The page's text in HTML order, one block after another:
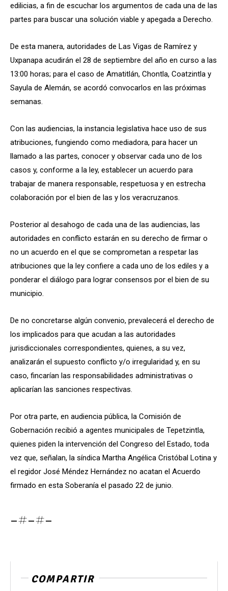
edilicias, a fin de escuchar los argumentos de cada una de las
partes para buscar una solución viable y apegada a Derecho.
De esta manera, autoridades de Las Vigas de Ramírez y
Uxpanapa acudirán el 28 de septiembre del año en curso a las
13:00 horas; para el caso de Amatitlán, Chontla, Coatzintla y
Sayula de Alemán, se acordó convocarlos en las próximas
semanas.
Con las audiencias, la instancia legislativa hace uso de sus
atribuciones, fungiendo como mediadora, para hacer un
llamado a las partes, conocer y observar cada uno de los
casos y, conforme a la ley, establecer un acuerdo para
trabajar de manera responsable, respetuosa y en estrecha
colaboración por el bien de las y los veracruzanos.
Posterior al desahogo de cada una de las audiencias, las
autoridades en conflicto estarán en su derecho de firmar o
no un acuerdo en el que se comprometan a respetar las
atribuciones que la ley confiere a cada uno de los ediles y a
ponderar el diálogo para lograr consensos por el bien de su
municipio.
De no concretarse algún convenio, prevalecerá el derecho de
los implicados para que acudan a las autoridades
jurisdiccionales correspondientes, quienes, a su vez,
analizarán el supuesto conflicto y/o irregularidad y, en su
caso, fincarían las responsabilidades administrativas o
aplicarían las sanciones respectivas.
Por otra parte, en audiencia pública, la Comisión de
Gobernación recibió a agentes municipales de Tepetzintla,
quienes piden la intervención del Congreso del Estado, toda
vez que, señalan, la síndica Martha Angélica Cristóbal Lotina y
el regidor José Méndez Hernández no acatan el Acuerdo
firmado en esta Soberanía el pasado 22 de junio.
-#-#-
COMPARTIR